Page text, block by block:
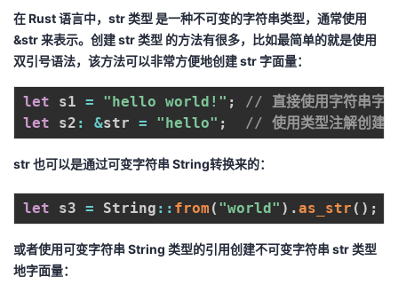
在Rust语言中， str 类型 是一种不可变的字符串类型，通常使用
&str来表示。创建str 类型 的方法有很多，比如最简单的就是使用
双引号语法，该方法可以非常方便地创建str 字面量：
let s1 = "hello world!" ;
// 直接使用字符串字
let s2 : &str = "hello" ; // 使用类型注解创建
str也可以是通过可变字符串String转换来的：
let s3 = String : : from ( "world" ) . as_str ( ) ;
或者使用可变字符串String 类型的引用创建不可变字符串str类型
地字面量：